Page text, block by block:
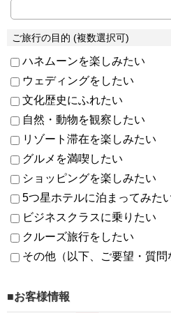
ご旅行の目的 (複数選択可)
ハネムーンを楽しみたい
ウェディングをしたい
文化歴史にふれたい
自然・動物を観察したい
リゾート滞在を楽しみたい
グルメを満喫したい
ショッピングを楽しみたい
5つ星ホテルに泊まってみた
ビジネスクラスに乗りたい
クルーズ旅行をしたい
その他（以下、ご要望・質問
■お客様情報